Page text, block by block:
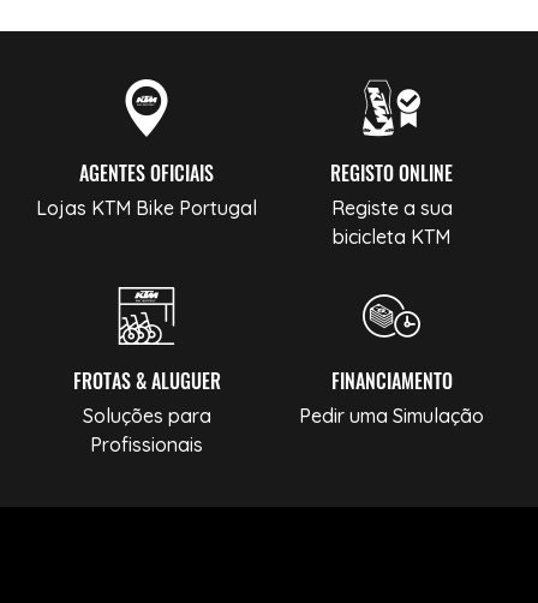
AGENTES OFICIAIS
Lojas KTM Bike Portugal
REGISTO ONLINE
Registe a sua
bicicleta KTM
FROTAS & ALUGUER
Soluções para
Profissionais
FINANCIAMENTO
Pedir uma Simulação